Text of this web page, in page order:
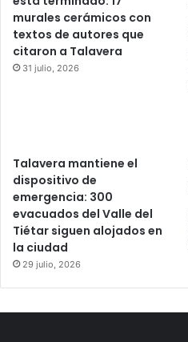
murales cerámicos con
textos de autores que
citaron a Talavera
31 julio, 2026
Talavera mantiene el
dispositivo de
emergencia: 300
evacuados del Valle del
Tiétar siguen alojados en
la ciudad
29 julio, 2026